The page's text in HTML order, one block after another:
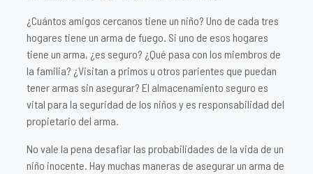
¿Cuántos amigos cercanos tiene un niño? Uno de cada tres
hogares tiene un arma de fuego. Si uno de esos hogares
tiene un arma, ¿es seguro? ¿Qué pasa con los miembros de
la familia? ¿Visitan a primos u otros parientes que puedan
tener armas sin asegurar? El almacenamiento seguro es
vital para la seguridad de los niños y es responsabilidad del
propietario del arma.
No vale la pena desafiar las probabilidades de la vida de un
niño inocente. Hay muchas maneras de asegurar un arma de